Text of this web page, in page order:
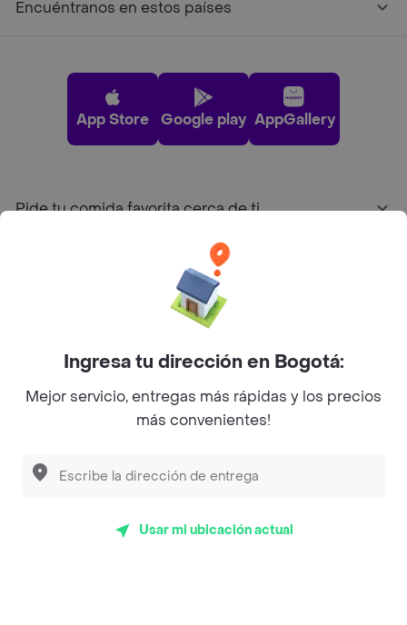
Encuéntranos en estos países
App Store Google play AppGallery
Pide tu comida favorita cerca de ti
Sobre Rappi
Facebook
Twitter
Instagram
©2026Rappi Inc. All rights reserved.
Ingresa tu dirección en Bogotá:
Mejor servicio, entregas más rápidas y los precios
más convenientes!
Usar mi ubicación actual